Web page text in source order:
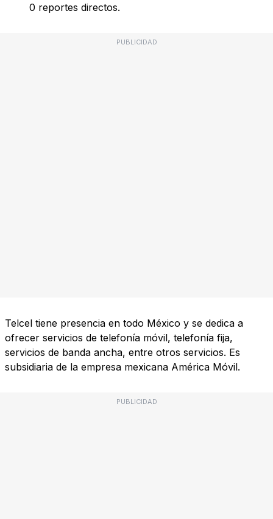
0 reportes directos.
PUBLICIDAD
Telcel tiene presencia en todo México y se dedica a
ofrecer servicios de telefonía móvil, telefonía fija,
servicios de banda ancha, entre otros servicios. Es
subsidiaria de la empresa mexicana América Móvil.
PUBLICIDAD